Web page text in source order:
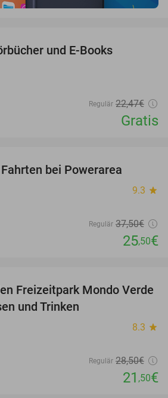
und E-Books
Regulär 22,47€
Gratis
bei Powerarea
9.3 star
Regulär 37,50€
25,50€
25%
Freizeitpark Mondo Verde
und Trinken
8.3 star
Regulär 28,50€
21 ,50€